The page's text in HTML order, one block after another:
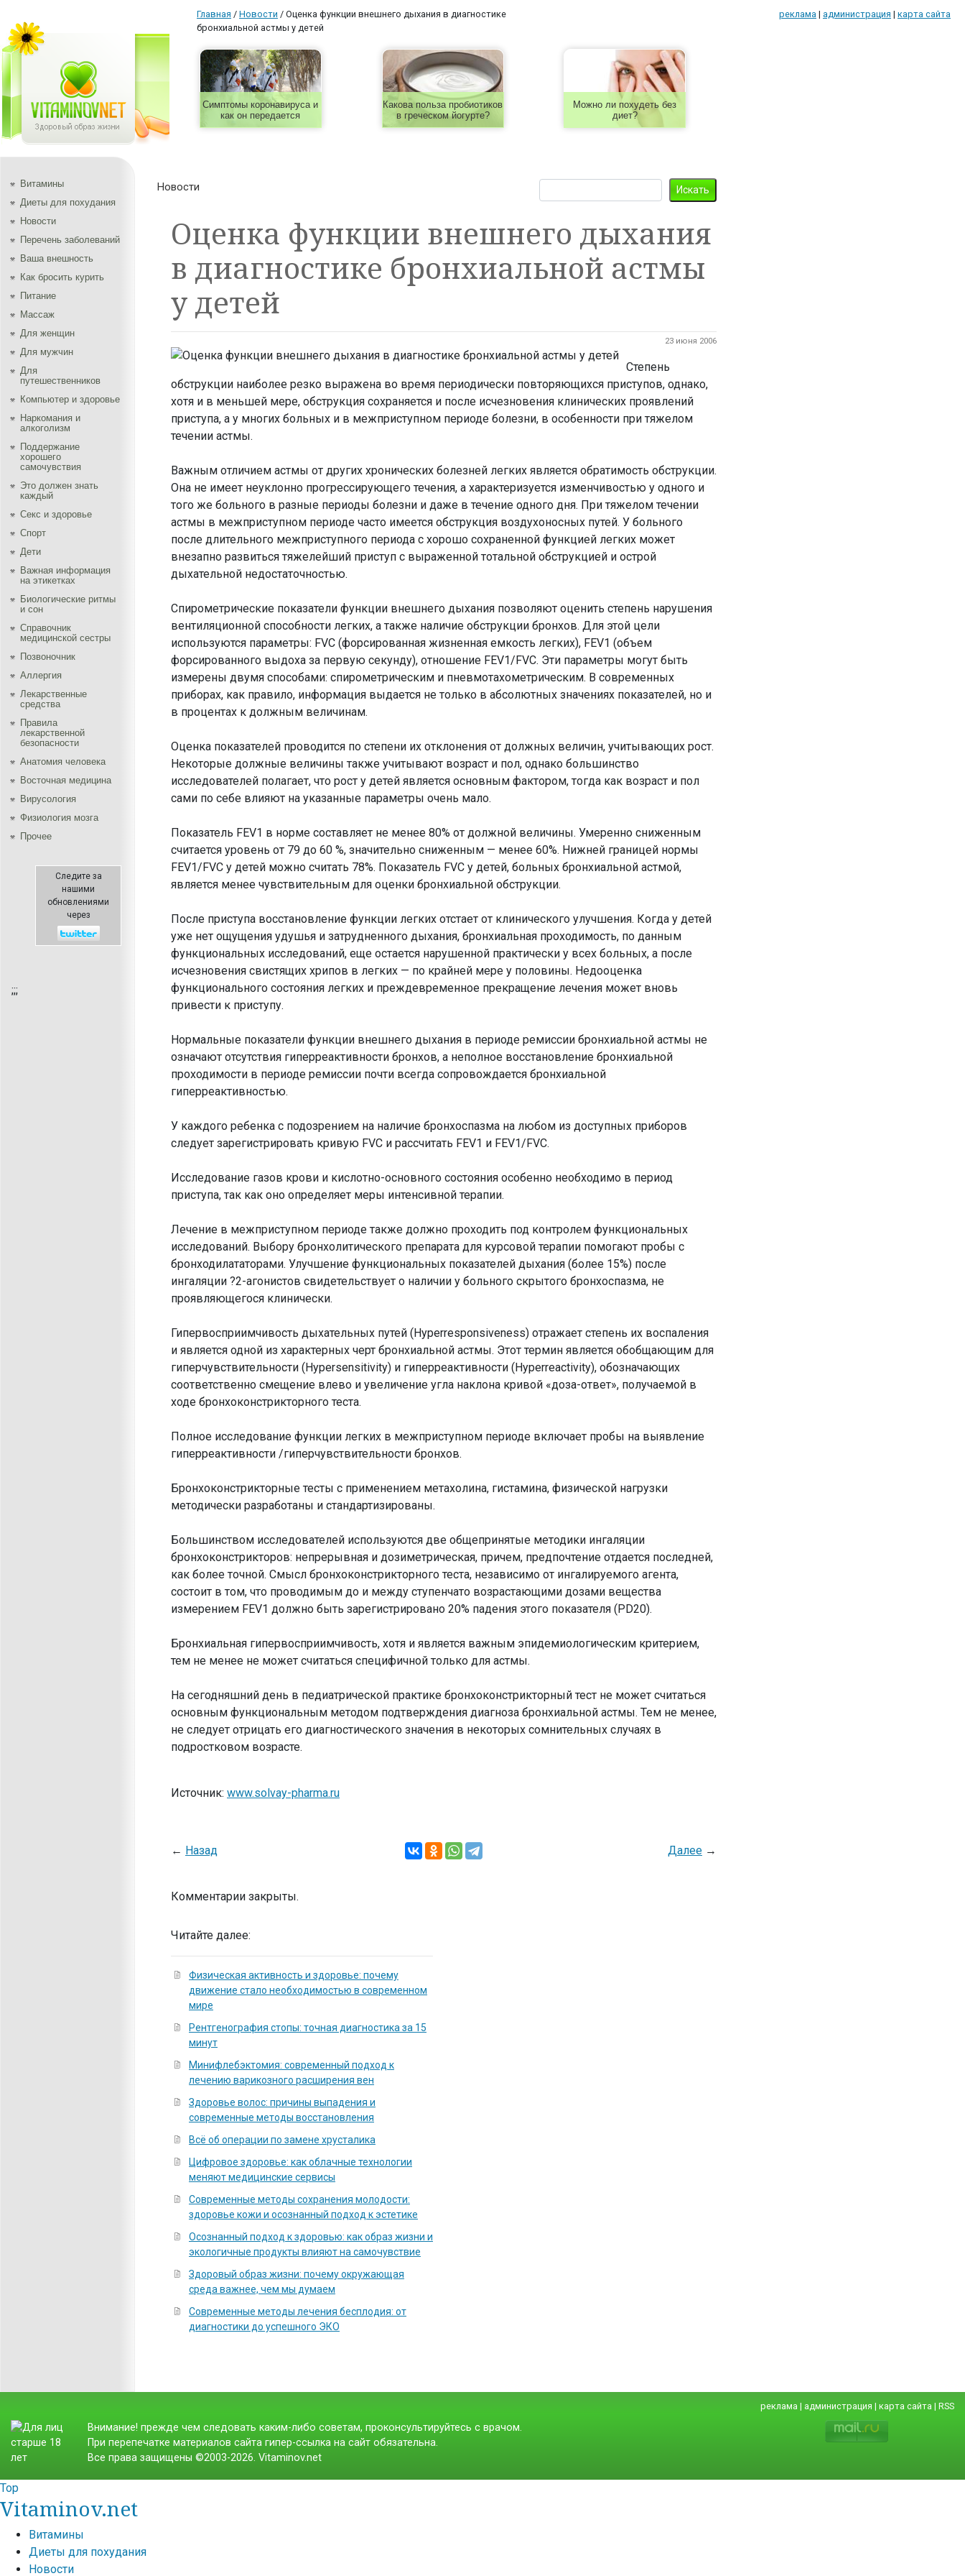
Главная / Новости / Оценка функции внешнего дыхания в диагностике
бронхиальной астмы у детей
реклама | администрация | карта сайта
Симптомы коронавируса и
как он передается
Какова польза пробиотиков
в греческом йогурте?
Можно ли похудеть без
диет?
Витамины
Диеты для похудания
Новости
Перечень заболеваний
Ваша внешность
Как бросить курить
Питание
Массаж
Для женщин
Для мужчин
Для
путешественников
Компьютер и здоровье
Наркомания и
алкоголизм
Поддержание
хорошего
самочувствия
Это должен знать
каждый
Секс и здоровье
Спорт
Дети
Важная информация
на этикетках
Биологические ритмы
и сон
Справочник
медицинской сестры
Позвоночник
Аллергия
Лекарственные
средства
Правила
лекарственной
безопасности
Aнатомия человека
Восточная медицина
Вирусология
Физиология мозга
Прочее
Следите за
нашими
обновлениями
через
;;;
Новости
Оценка функции внешнего дыхания
в диагностике бронхиальной астмы
у детей
23 июня 2006
Степень
обструкции наиболее резко выражена во время периодичеcки повторяющихся приступов, однако,
хотя и в меньшей мере, обструкция сохраняется и после исчезновения клинических проявлений
приступа, а у многих больных и в межприступном периоде болезни, в особенности при тяжелом
течении астмы.
Важным отличием астмы от других хронических болезней легких является обратимость обструкции.
Она не имеет неуклонно прогрессирующего течения, а характеризуется изменчивостью у одного и
того же больного в разные периоды болезни и даже в течение одного дня. При тяжелом течении
астмы в межприступном периоде часто имеется обструкция воздухоносных путей. У больного
после длительного межприступного периода с хорошо сохраненной функцией легких может
внезапно развиться тяжелейший приступ с выраженной тотальной обструкцией и острой
дыхательной недостаточностью.
Спирометрические показатели функции внешнего дыхания позволяют оценить степень нарушения
вентиляционной способности легких, а также наличие обструкции бронхов. Для этой цели
используются параметры: FVC (форсированная жизненная емкость легких), FEV1 (объем
форсированного выдоха за первую секунду), отношение FEV1/FVC. Эти параметры могут быть
измерены двумя способами: спирометрическим и пневмотахометрическим. В современных
приборах, как правило, информация выдается не только в абсолютных значениях показателей, но и
в процентах к должным величинам.
Оценка показателей проводится по степени их отклонения от должных величин, учитывающих рост.
Некоторые должные величины также учитывают возраст и пол, однако большинство
исследователей полагает, что рост у детей является основным фактором, тогда как возраст и пол
сами по себе влияют на указанные параметры очень мало.
Показатель FEV1 в норме составляет не менее 80% от должной величины. Умеренно сниженным
считается уровень от 79 до 60 %, значительно сниженным — менее 60%. Нижней границей нормы
FEV1/FVC у детей можно считать 78%. Показатель FVC у детей, больных бронхиальной астмой,
является менее чувствительным для оценки бронхиальной обструкции.
После приступа восстановление функции легких отстает от клинического улучшения. Когда у детей
уже нет ощущения удушья и затрудненного дыхания, бронхиальная проходимость, по данным
функциональных исследований, еще остается нарушенной практически у всех больных, а после
исчезновения свистящих хрипов в легких — по крайней мере у половины. Недооценка
функционального состояния легких и преждевременное прекращение лечения может вновь
привести к приступу.
Нормальные показатели функции внешнего дыхания в периоде ремиссии бронхиальной астмы не
означают отсутствия гиперреактивности бронхов, а неполное восстановление бронхиальной
проходимости в периоде ремиссии почти всегда сопровождается бронхиальной
гиперреактивностью.
У каждого ребенка с подозрением на наличие бронхоспазма на любом из доступных приборов
следует зарегистрировать кривую FVC и рассчитать FEV1 и FEV1/FVC.
Исследование газов крови и кислотно-основного состояния особенно необходимо в период
приступа, так как оно определяет меры интенсивной терапии.
Лечение в межприступном периоде также должно проходить под контролем функциональных
исследований. Выбору бронхолитического препарата для курсовой терапии помогают пробы с
бронходилататорами. Улучшение функциональных показателей дыхания (более 15%) после
ингаляции ?2-агонистов свидетельствует о наличии у больного скрытого бронхоспазма, не
проявляющегося клинически.
Гипервосприимчивость дыхательных путей (Hyperresponsiveness) отражает степень их воспаления
и является одной из характерных черт бронхиальной астмы. Этот термин является обобщающим для
гиперчувствительности (Hypersensitivity) и гиперреактивности (Hyperreactivity), обозначающих
соответственно смещение влево и увеличение угла наклона кривой «доза-ответ», получаемой в
ходе бронхоконстрикторного теста.
Полное исследование функции легких в межприступном периоде включает пробы на выявление
гиперреактивности /гиперчувствительности бронхов.
Бронхоконстрикторные тесты с применением метахолина, гистамина, физической нагрузки
методически разработаны и стандартизированы.
Большинством исследователей используются две общепринятые методики ингаляции
бронхоконстрикторов: непрерывная и дозиметрическая, причем, предпочтение отдается последней,
как более точной. Смысл бронхоконстрикторного теста, независимо от ингалируемого агента,
состоит в том, что проводимым до и между ступенчато возрастающими дозами вещества
измерением FEV1 должно быть зарегистрировано 20% падения этого показателя (PD20).
Бронхиальная гипервосприимчивость, хотя и является важным эпидемиологическим критерием,
тем не менее не может считаться специфичной только для астмы.
На сегодняшний день в педиатрической практике бронхоконстрикторный тест не может считаться
основным функциональным методом подтверждения диагноза бронхиальной астмы. Тем не менее,
не следует отрицать его диагностического значения в некоторых сомнительных случаях в
подростковом возрасте.
Источник: www.solvay-pharma.ru
← Назад Далее→
Комментарии закрыты.
Читайте далее:
Физическая активность и здоровье: почему
движение стало необходимостью в современном
мире
Рентгенография стопы: точная диагностика за 15
минут
Минифлебэктомия: современный подход к
лечению варикозного расширения вен
Здоровье волос: причины выпадения и
современные методы восстановления
Всё об операции по замене хрусталика
Цифровое здоровье: как облачные технологии
меняют медицинские сервисы
Современные методы сохранения молодости:
здоровье кожи и осознанный подход к эстетике
Осознанный подход к здоровью: как образ жизни и
экологичные продукты влияют на самочувствие
Здоровый образ жизни: почему окружающая
среда важнее, чем мы думаем
Современные методы лечения бесплодия: от
диагностики до успешного ЭКО
реклама | администрация | карта сайта | RSS
Внимание! прежде чем следовать каким-либо советам, проконсультируйтесь с врачом.
При перепечатке материалов сайта гипер-ссылка на сайт обязательна.
Все права защищены ©2003-2026. Vitaminov.net
Top
Vitaminov.net
Витамины
Диеты для похудания
Новости